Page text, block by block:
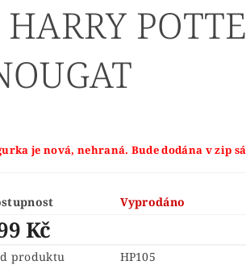
LEGO® CLASSIC
LEGO®
DOMEK
LEGO® MONKIE KID
ONE PIECE
LEGO® POWER FUNCTIONS
je nová, nehraná. Bude dodána v zip
Vyprodáno
Kč
produktu
HP105